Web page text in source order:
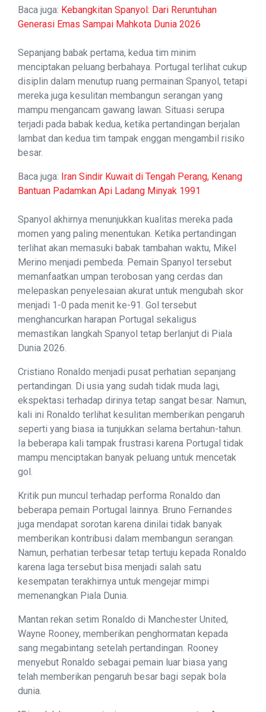
Baca juga: Kebangkitan Spanyol: Dari Reruntuhan
Generasi Emas Sampai Mahkota Dunia 2026
Sepanjang babak pertama, kedua tim minim
menciptakan peluang berbahaya. Portugal terlihat cukup
disiplin dalam menutup ruang permainan Spanyol, tetapi
mereka juga kesulitan membangun serangan yang
mampu mengancam gawang lawan. Situasi serupa
terjadi pada babak kedua, ketika pertandingan berjalan
lambat dan kedua tim tampak enggan mengambil risiko
besar.
Baca juga: Iran Sindir Kuwait di Tengah Perang, Kenang
Bantuan Padamkan Api Ladang Minyak 1991
Spanyol akhirnya menunjukkan kualitas mereka pada
momen yang paling menentukan. Ketika pertandingan
terlihat akan memasuki babak tambahan waktu, Mikel
Merino menjadi pembeda. Pemain Spanyol tersebut
memanfaatkan umpan terobosan yang cerdas dan
melepaskan penyelesaian akurat untuk mengubah skor
menjadi 1-0 pada menit ke-91. Gol tersebut
menghancurkan harapan Portugal sekaligus
memastikan langkah Spanyol tetap berlanjut di Piala
Dunia 2026.
Cristiano Ronaldo menjadi pusat perhatian sepanjang
pertandingan. Di usia yang sudah tidak muda lagi,
ekspektasi terhadap dirinya tetap sangat besar. Namun,
kali ini Ronaldo terlihat kesulitan memberikan pengaruh
seperti yang biasa ia tunjukkan selama bertahun-tahun.
Ia beberapa kali tampak frustrasi karena Portugal tidak
mampu menciptakan banyak peluang untuk mencetak
gol.
Kritik pun muncul terhadap performa Ronaldo dan
beberapa pemain Portugal lainnya. Bruno Fernandes
juga mendapat sorotan karena dinilai tidak banyak
memberikan kontribusi dalam membangun serangan.
Namun, perhatian terbesar tetap tertuju kepada Ronaldo
karena laga tersebut bisa menjadi salah satu
kesempatan terakhirnya untuk mengejar mimpi
memenangkan Piala Dunia.
Mantan rekan setim Ronaldo di Manchester United,
Wayne Rooney, memberikan penghormatan kepada
sang megabintang setelah pertandingan. Rooney
menyebut Ronaldo sebagai pemain luar biasa yang
telah memberikan pengaruh besar bagi sepak bola
dunia.